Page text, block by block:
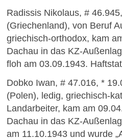
Radissis Nikolaus, #
(Griechenland), von Beruf
griechisch-orthodox, kam
Dachau in das KZ-
floh am 03.09.1943.
Dobko Iwan, # 47.016, *
(Polen), ledig, griechisch-
Landarbeiter, kam am
Dachau in das KZ-
am 11.10.1943 und wurde